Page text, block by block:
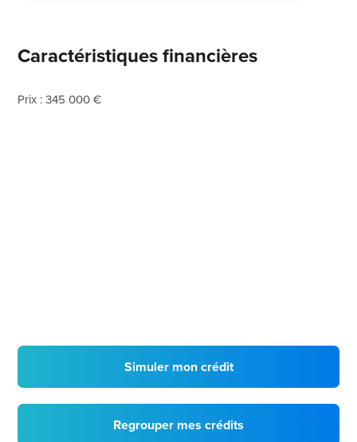
Caractéristiques financières
Prix : 345 000 €
Simuler mon crédit
Regrouper mes crédits